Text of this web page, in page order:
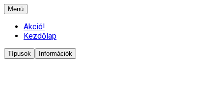
Menü
Akció!
Kezdőlap
Típusok Információk